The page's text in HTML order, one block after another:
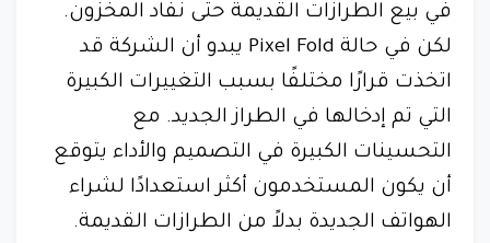
في بيع الطرازات القديمة حتى نفاد المخزون.
لكن في حالة Pixel Fold يبدو أن الشركة قد
اتخذت قرارًا مختلفًا بسبب التغييرات الكبيرة
التي تم إدخالها في الطراز الجديد. مع
التحسينات الكبيرة في التصميم والأداء يتوقع
أن يكون المستخدمون أكثر استعدادًا لشراء
الهواتف الجديدة بدلاً من الطرازات القديمة.